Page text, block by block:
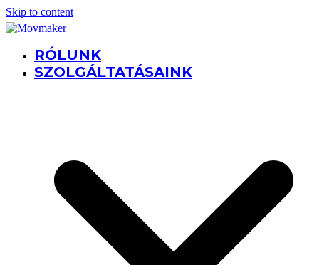
Skip to content
RÓLUNK
SZOLGÁLTATÁSAINK